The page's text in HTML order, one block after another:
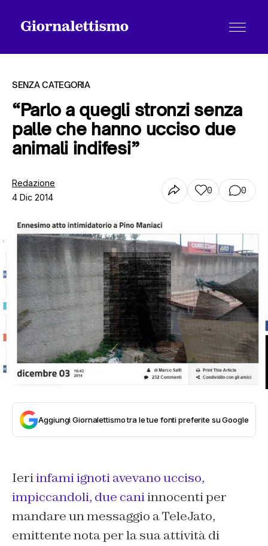
Tutti gli articoli
Chi siamo
Contatti
SENZA CATEGORIA
“Parlo a quegli stronzi senza
palle che hanno ucciso due
animali indifesi”
Redazione
4 Dic 2014
0 0
Aggiungi Giornalettismo tra le tue fonti preferite su Google
Ieriinfami ignoti avevano ucciso,
impiccandoli, due caniinnocenti per
mandare un messaggio a TeleJato,
emittente nota per la sua attività di